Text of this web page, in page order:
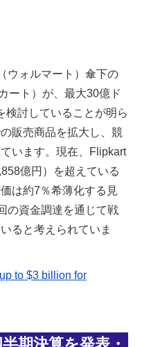
ウォルマート）傘下の
ート）が、最大30億ド
検討していることが明ら
販売商品を拡大し、競
います。現在、Flipkart
億円）を超えている
は約7％希薄化する見
の資金調達を通じて戦
ると考えられていま
to $3 billion for